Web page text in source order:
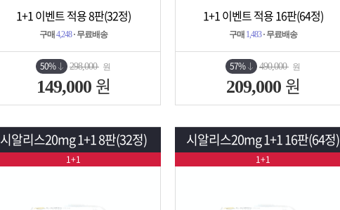
상세보기 담기
1+1 이벤트 적용 8판(32정)
구매 4,248· 무료배송
50% 298,000 원
149,000 원
상세보기 담기
1+1 이벤트 적용 16판(64정)
구매 1,483· 무료배송
57% 490,000 원
209,000 원
시알리스20mg 1+1 8판(32정)
1+1
시알리스20mg 1+1 16판(64정)
1+1